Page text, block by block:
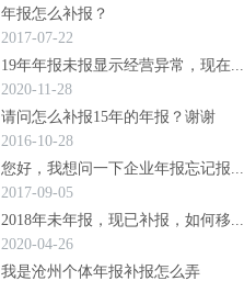
年报怎么补报？
2017-07-22
19年年报未报显示经营异常，现在...
2020-11-28
请问怎么补报15年的年报？谢谢
2016-10-28
您好，我想问一下企业年报忘记报...
2017-09-05
2018年未年报，现已补报，如何移...
2020-04-26
我是沧州个体年报补报怎么弄